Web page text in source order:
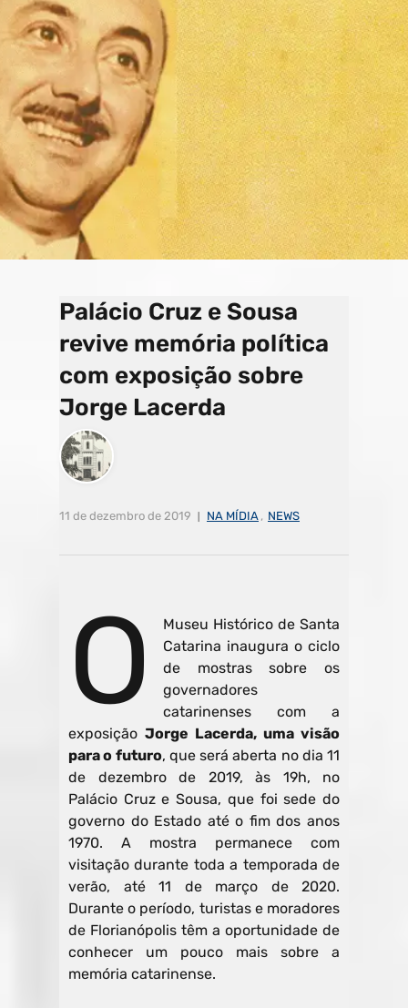
k
p
s
C
h
a
n
n
el
Palácio Cruz e Sousa
revive memória política
com exposição sobre
Jorge Lacerda
11 de dezembro de 2019 NA MÍDIA , NEWS
O
Museu Histórico de Santa
Catarina inaugura o ciclo
de mostras sobre os
governadores
catarinenses com a
exposição Jorge Lacerda, uma visão
para o futuro, que será aberta no dia 11
de dezembro de 2019, às 19h, no
Palácio Cruz e Sousa, que foi sede do
governo do Estado até o fim dos anos
1970. A mostra permanece com
visitação durante toda a temporada de
verão, até 11 de março de 2020.
Durante o período, turistas e moradores
de Florianópolis têm a oportunidade de
conhecer um pouco mais sobre a
memória catarinense.